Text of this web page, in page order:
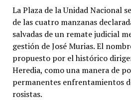
La Plaza de la Unidad Nacional
de las cuatro manzanas
salvadas de un remate judicial
gestión de José Murias. El
propuesto por el histórico
Heredia, como una manera de
permanentes enfrentamientos
rosistas.